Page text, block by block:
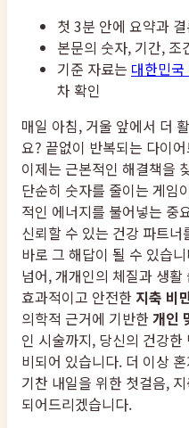
첫 3분 안에 요약과
본문의 숫자, 기간, 조
기준 자료는 대한민국
차 확인
매일 아침, 거울 앞에서 더
요? 끝없이 반복되는 다이
이제는 근본적인 해결책을
단순히 숫자를 줄이는 게임
적인 에너지를 불어넣는 중
신뢰할 수 있는 건강 파트너
바로 그 해답이 될 수 있습
넘어, 개개인의 체질과 생
효과적이고 안전한 지축 비
의학적 근거에 기반한개인
인 시술까지, 당신의 건강
비되어 있습니다. 더 이상
기찬 내일을 위한 첫걸음,
되어드리겠습니다.